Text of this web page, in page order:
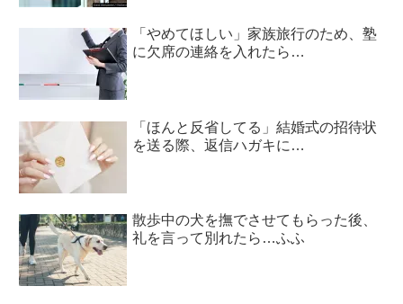
「やめてほしい」家族旅行のため、塾
に欠席の連絡を入れたら…
「ほんと反省してる」結婚式の招待状
を送る際、返信ハガキに…
散歩中の犬を撫でさせてもらった後、
礼を言って別れたら…ふふ